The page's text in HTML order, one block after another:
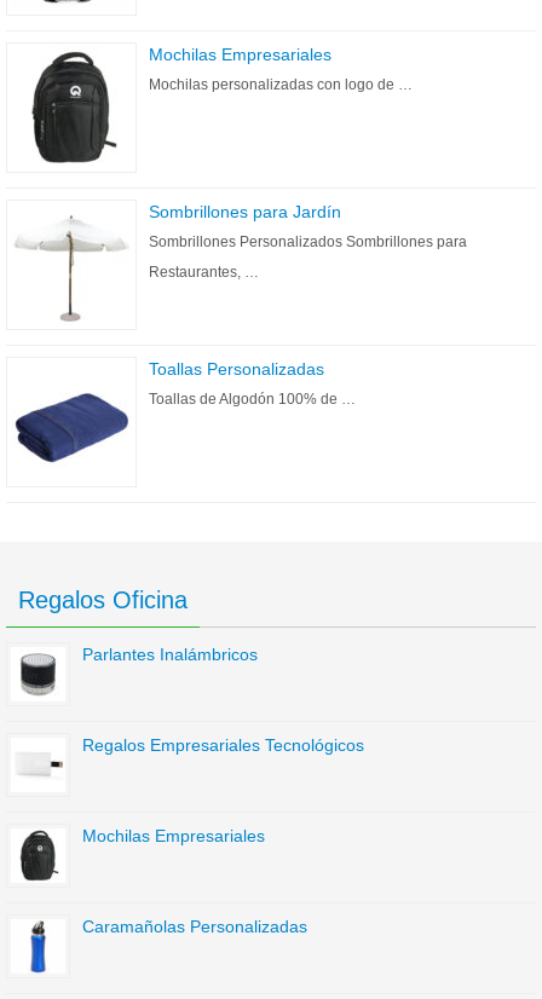
Mochilas Empresariales
Mochilas personalizadas con logo de …
Sombrillones para Jardín
Sombrillones Personalizados Sombrillones para
Restaurantes, …
Toallas Personalizadas
Toallas de Algodón 100% de …
Regalos Oficina
Parlantes Inalámbricos
Regalos Empresariales Tecnológicos
Mochilas Empresariales
Caramañolas Personalizadas